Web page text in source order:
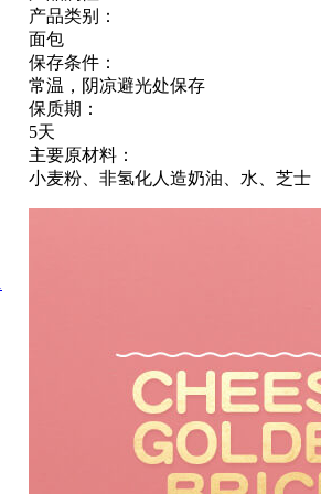
产品类别：
面包
保存条件：
常温，阴凉避光处保存
保质期：
5天
主要原材料：
小麦粉、非氢化人造奶油、水、芝士